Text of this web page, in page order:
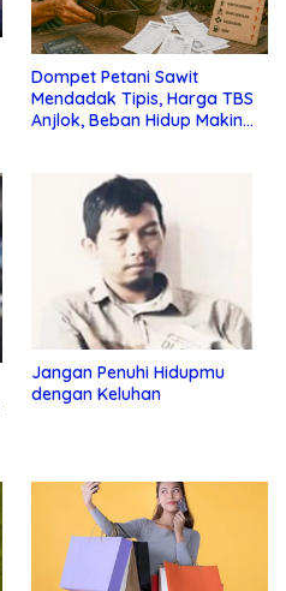
Dompet Petani Sawit
Mendadak Tipis, Harga TBS
Anjlok, Beban Hidup Makin
Jangan Penuhi Hidupmu
dengan Keluhan